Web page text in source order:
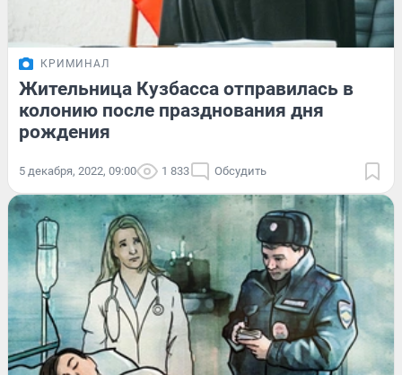
КРИМИНАЛ
Жительница Кузбасса отправилась в
колонию после празднования дня
рождения
5 декабря, 2022, 09:00 1 833 Обсудить